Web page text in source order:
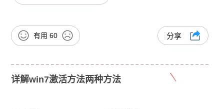
有用 60 分享
详解win7激活方法两种方法